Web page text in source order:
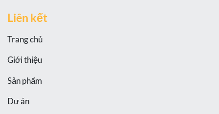
Liên kết
Trang chủ
Giới thiệu
Sản phẩm
Dự án